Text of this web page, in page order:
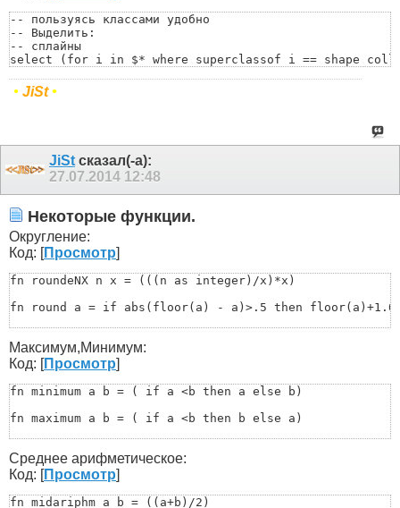
-- пользуясь классами удобно
-- Выделить:
-- сплайны
select (for i in $* where superclassof i == shape
select (for i in $* where superclassof i ==
-- геометрию (не кости)
select (for i in $* where classof i == BoneGeometry
-- хелперы
select (for i in $* where superclassof i == helper
-- лампочки
select (for i in $* where superclassof i == light
-- камеры
select (for i in $* where superclassof i == camera
• JiSt•
JiSt сказал(-а):
27.07.2014 12:48
Некоторые функции.
Округление:
Код: [Просмотр]
fn roundeNX n x = (((n as integer)/x)*x)
fn round a = if abs(floor(a) - a)>.5 then
  fx = floor x
  cx = ceil x
  return if 0.5 * (fx + cx) > x then fx else cx
)
fn round_to val n =
&nbsp;&nbsp;&nbsp;&nbsp;&nbsp;&nbsp;local mult = 10.0
)
-- example
-- round_to 3.625 2			->	3.63
Максимум,Минимум:
Код: [Просмотр]
fn minimum a b = ( if a <b then a else b)
fn maximum a b = ( if a <b then b else a)
fn minimum_3 a b c = (if (minimum a b)>c then c else
fn minimumArr Arr =(
Среднее арифметическое:
Код: [Просмотр]
fn midariphm a b = ((a+b)/2)